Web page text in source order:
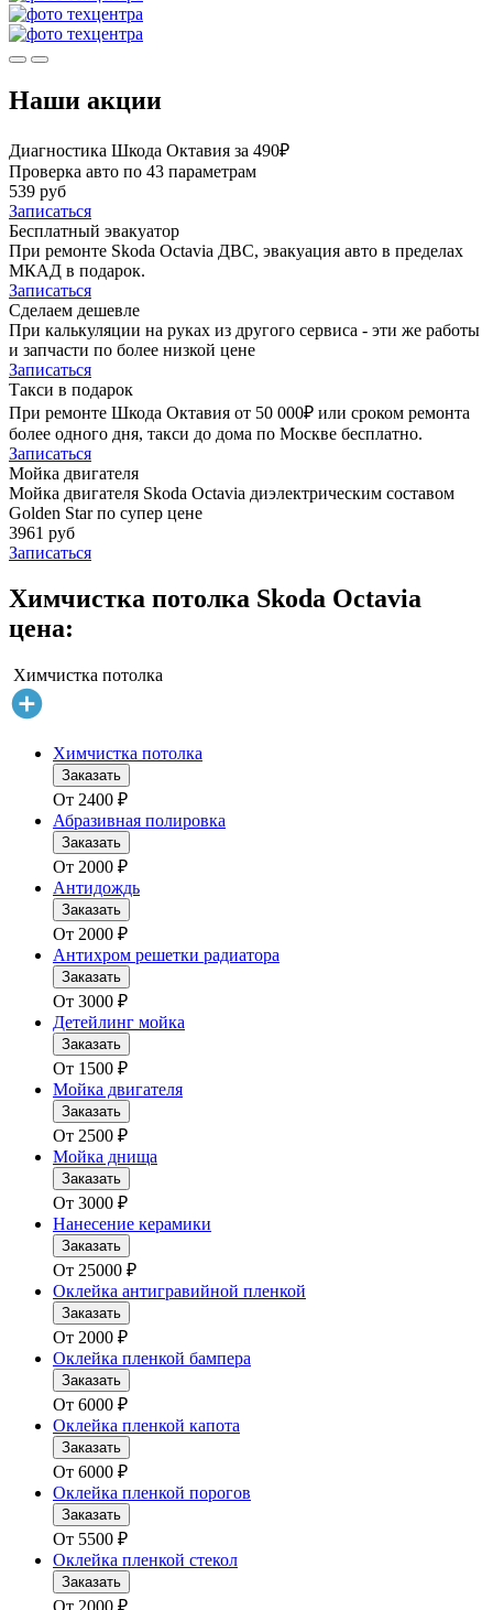
Наши акции
Диагностика Шкода Октавия за 490₽
Проверка авто по 43 параметрам
539 руб
Записаться
Бесплатный эвакуатор
При ремонте Skoda Octavia ДВС, эвакуация авто в пределах
МКАД в подарок.
Записаться
Сделаем дешевле
При калькуляции на руках из другого сервиса - эти же работы
и запчасти по более низкой цене
Записаться
Такси в подарок
При ремонте Шкода Октавия от 50 000₽ или сроком ремонта
более одного дня, такси до дома по Москве бесплатно.
Записаться
Мойка двигателя
Мойка двигателя Skoda Octavia диэлектрическим составом
Golden Star по супер цене
3961 руб
Записаться
Химчистка потолка Skoda Octavia
цена:
Химчистка потолка
Химчистка потолка
Заказать
От 2400 ₽
Абразивная полировка
Заказать
От 2000 ₽
Антидождь
Заказать
От 2000 ₽
Антихром решетки радиатора
Заказать
От 3000 ₽
Детейлинг мойка
Заказать
От 1500 ₽
Мойка двигателя
Заказать
От 2500 ₽
Мойка днища
Заказать
От 3000 ₽
Нанесение керамики
Заказать
От 25000 ₽
Оклейка антигравийной пленкой
Заказать
От 2000 ₽
Оклейка пленкой бампера
Заказать
От 6000 ₽
Оклейка пленкой капота
Заказать
От 6000 ₽
Оклейка пленкой порогов
Заказать
От 5500 ₽
Оклейка пленкой стекол
Заказать